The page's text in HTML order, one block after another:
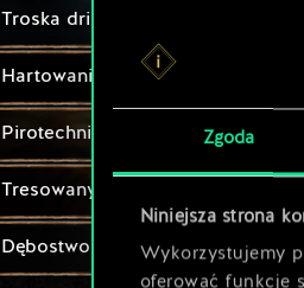
Zgoda
Niniejsza strona
Wykorzystujemy
oferować funkcje
Troska driad
Hartowanie
Pirotechnik
Tresowany sokół
Dębostworki